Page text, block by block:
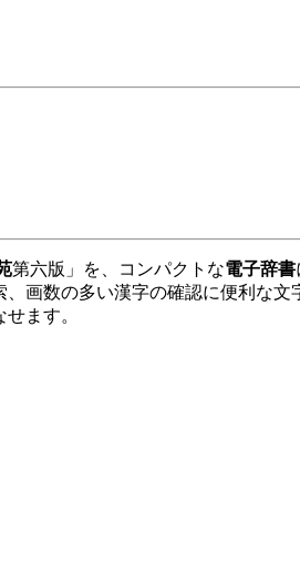
第六版」を、コンパクトな電子辞書
画数の多い漢字の確認に便利な
ます。